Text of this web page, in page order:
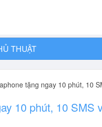
THUẬT
tặng ngay 10 phút, 10
10 phút, 10 SMS